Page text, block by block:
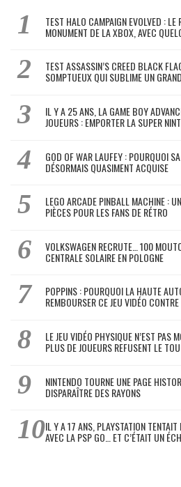
TEST HALO CAMPAIGN EVOLVED : LE
MONUMENT DE LA XBOX, AVEC
TEST ASSASSIN’S CREED BLACK
SOMPTUEUX QUI SUBLIME UN
IL Y A 25 ANS, LA GAME BOY
JOUEURS : EMPORTER LA SUPER
GOD OF WAR LAUFEY : POURQUOI
DÉSORMAIS QUASIMENT ACQUISE
LEGO ARCADE PINBALL MACHINE :
PIÈCES POUR LES FANS DE RÉTRO
VOLKSWAGEN RECRUTE… 100
CENTRALE SOLAIRE EN POLOGNE
POPPINS : POURQUOI LA HAUTE
REMBOURSER CE JEU VIDÉO
LE JEU VIDÉO PHYSIQUE N’EST PAS
PLUS DE JOUEURS REFUSENT LE
NINTENDO TOURNE UNE PAGE
DISPARAÎTRE DES RAYONS
IL Y A 17 ANS, PLAYSTATION
AVEC LA PSP GO… ET C’ÉTAIT UN